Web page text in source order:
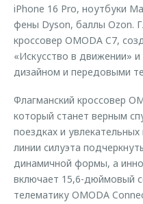
iPhone 16 Pro, ноутбуки
фены Dyson, баллы Ozon.
кроссовер OMODA C7,
«Искусство в движении»
дизайном и передовыми
Флагманский кроссовер
который станет верным
поездках и
линии силуэта
динамичной формы, а
включает 15,6-дюймовый
телематику OMODA